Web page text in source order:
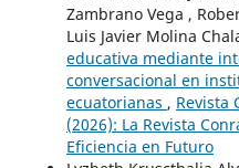
Zambrano Vega ,
Luis Javier Molina
educativa mediante
conversacional en
ecuatorianas , Revista
(2026): La Revista
Eficiencia en Futuro